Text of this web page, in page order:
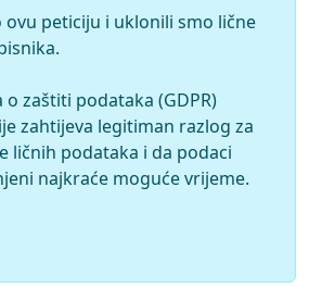
ovu peticiju i uklonili smo lične
o zaštiti podataka (GDPR)
zahtijeva legitiman razlog za
ličnih podataka i da podaci
najkraće moguće vrijeme.